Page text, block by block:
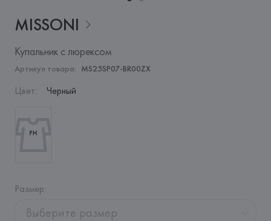
MISSONI
Купальник с люрексом
Артикул товара: MS25SP07-BR00ZX
Цвет: Черный
Размер:
Выберите размер